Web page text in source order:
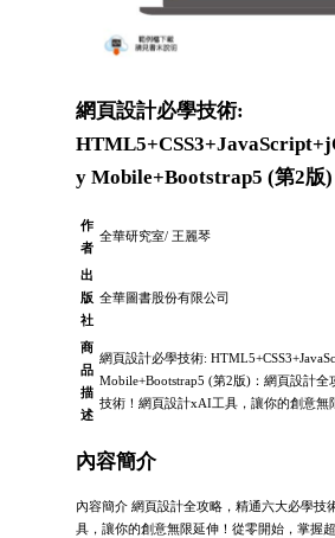
網頁設計必學技術:
y Mobile+Bootstrap5 (第2版)
作
者
全華研究室/ 王麗琴
出
版
社
全華圖書股份有限公司
商
品
描
述
網頁設計必學技術:
Mobile+Bootstrap5 (第2版)：網頁設計全
技術！網頁設計xAI工具，讓你的創意無
內容簡介
內容簡介 網頁設計全攻略，精通六大必學技
具，讓你的創意無限延伸！從零開始，掌握